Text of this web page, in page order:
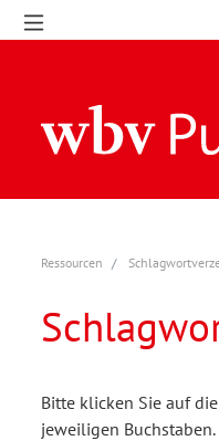
Ressourcen
Bitte klicken Sie auf
jeweiligen